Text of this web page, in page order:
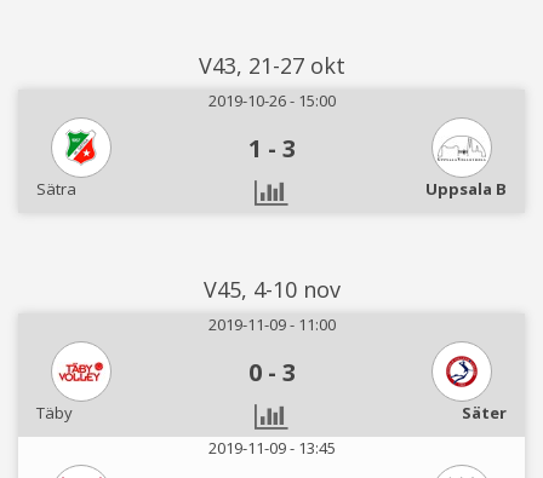
V43, 21-27 okt
2019-10-26 - 15:00
1 - 3
Sätra Uppsala B
V45, 4-10 nov
2019-11-09 - 11:00
0 - 3
Täby
Säter
2019-11-09 - 13:45